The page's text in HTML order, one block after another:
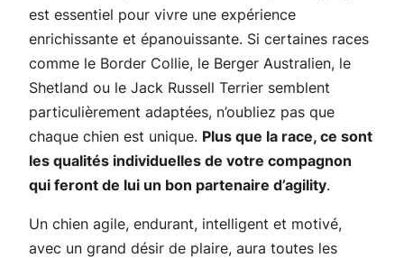
est essentiel pour vivre une expérience
enrichissante et épanouissante. Si certaines races
comme le Border Collie, le Berger Australien, le
Shetland ou le Jack Russell Terrier semblent
particulièrement adaptées, n’oubliez pas que
chaque chien est unique. Plus que la race, ce sont
les qualités individuelles de votre compagnon
qui feront de lui un bon partenaire d’agility.
Un chien agile, endurant, intelligent et motivé,
avec un grand désir de plaire, aura toutes les